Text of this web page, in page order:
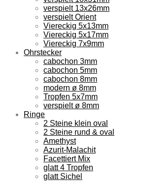
verspielt 13x26mm
verspielt Orient
Viereckig 5x13mm
Viereckig 5x17mm
Viereckig 7x9mm
Ohrstecker
cabochon 3mm
cabochon 5mm
cabochon 8mm
modern ø 8mm
Tropfen 5x7mm
verspielt ø 8mm
Ringe
2 Steine klein oval
2 Steine rund & oval
Amethyst
Azurit-Malachit
Facettiert Mix
glatt 4 Tropfen
glatt Sichel